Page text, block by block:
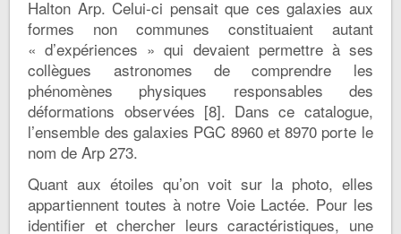
Halton Arp. Celui-ci pensait que ces galaxies aux
formes non communes constituaient autant
« d’expériences » qui devaient permettre à ses
collègues astronomes de comprendre les
phénomènes physiques responsables des
déformations observées [8]. Dans ce catalogue,
l’ensemble des galaxies PGC 8960 et 8970 porte le
nom de Arp 273.
Quant aux étoiles qu’on voit sur la photo, elles
appartiennent toutes à notre Voie Lactée. Pour les
identifier et chercher leurs caractéristiques, une